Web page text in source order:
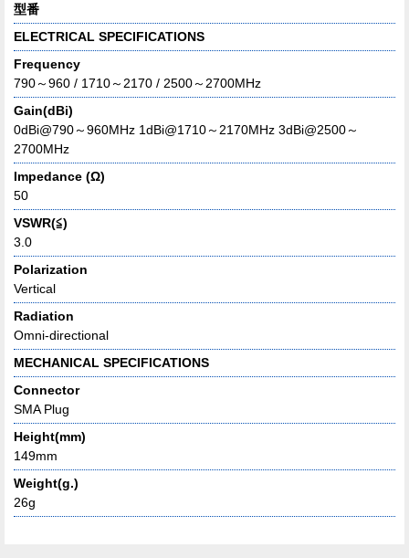
型番
ELECTRICAL SPECIFICATIONS
Frequency
790～960 / 1710～2170 / 2500～2700MHz
Gain(dBi)
0dBi@790～960MHz 1dBi@1710～2170MHz 3dBi@2500～
2700MHz
Impedance (Ω)
50
VSWR(≦)
3.0
Polarization
Vertical
Radiation
Omni-directional
MECHANICAL SPECIFICATIONS
Connector
SMA Plug
Height(mm)
149mm
Weight(g.)
26g